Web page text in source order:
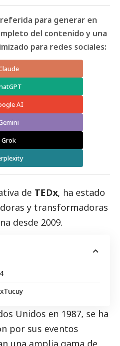
para generar en
del contenido y una
para redes sociales:
AI
Grok
de TEDx, ha estado
y transformadoras
desde 2009.
Unidos en 1987, se ha
por sus eventos
una amplia gama de